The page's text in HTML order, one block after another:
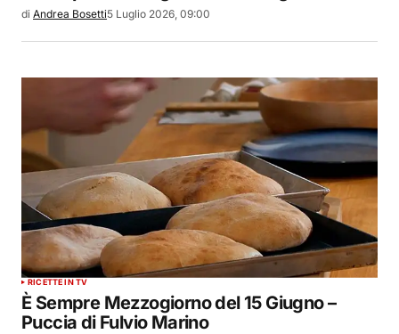
di Andrea Bosetti5 Luglio 2026, 09:00
RICETTE IN TV
È Sempre Mezzogiorno del 15 Giugno –
Puccia di Fulvio Marino